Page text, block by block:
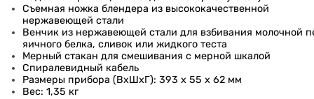
Съемная ножка блендера из высококачественной
нержавеющей стали
Венчик из нержавеющей стали для взбивания молочной
яичного белка, сливок или жидкого теста
Мерный стакан для смешивания с мерной шкалой
Спиралевидный кабель
Размеры прибора (ВхШхГ): 393 x 55 x 62 мм
Вес: 1,35 кг